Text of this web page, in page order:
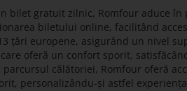
bilet gratuit zilnic, Romfour aduce
biletului online, facilitând
țări europene, asigurând un nivel
oferă un confort sporit,
călătoriei, Romfour oferă
personalizându-și astfel